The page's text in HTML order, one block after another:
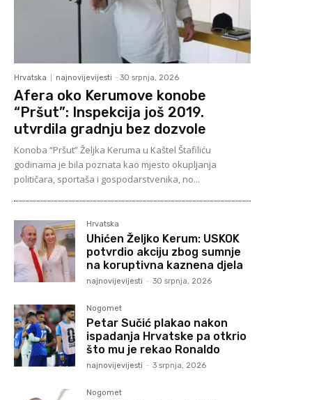
Hrvatska najnovijevijesti - 30 srpnja, 2026
Afera oko Kerumove konobe
“Pršut”: Inspekcija još 2019.
utvrdila gradnju bez dozvole
Konoba “Pršut” Željka Keruma u Kaštel Štafiliću
godinama je bila poznata kao mjesto okupljanja
političara, sportaša i gospodarstvenika, no...
Hrvatska
Uhićen Željko Kerum: USKOK
potvrdio akciju zbog sumnje
na koruptivna kaznena djela
najnovijevijesti - 30 srpnja, 2026
Nogomet
Petar Sučić plakao nakon
ispadanja Hrvatske pa otkrio
što mu je rekao Ronaldo
najnovijevijesti - 3 srpnja, 2026
Nogomet